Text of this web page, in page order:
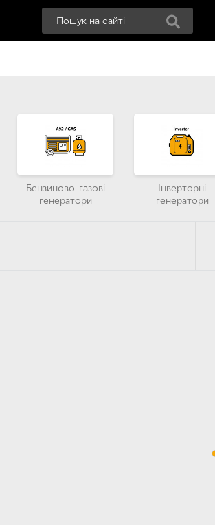
Бензиново-газові
генератори
Інверторні
генератори